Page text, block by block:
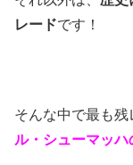
レードです！
そんな中で最も残
ル・シューマッハ